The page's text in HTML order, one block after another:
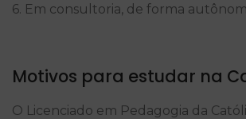
6. Em consultoria, de forma
Motivos para estudar na
O Licenciado em Pedagogia da